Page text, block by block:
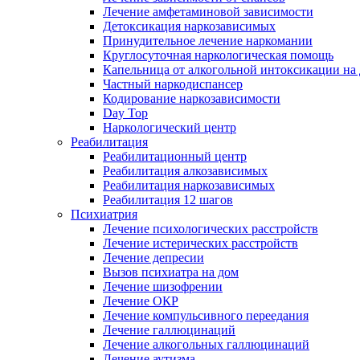
Лечение амфетаминовой зависимости
Детоксикация наркозависимых
Принудительное лечение наркомании
Круглосуточная наркологическая помощь
Капельница от алкогольной интоксикации на
Частный наркодиспансер
Кодирование наркозависимости
Day Top
Наркологический центр
Реабилитация
Реабилитационный центр
Реабилитация алкозависимых
Реабилитация наркозависимых
Реабилитация 12 шагов
Психиатрия
Лечение психологических расстройств
Лечение истерических расстройств
Лечение депресии
Вызов психиатра на дом
Лечение шизофрении
Лечение ОКР
Лечение компульсивного переедания
Лечение галлюцинаций
Лечение алкогольных галлюцинаций